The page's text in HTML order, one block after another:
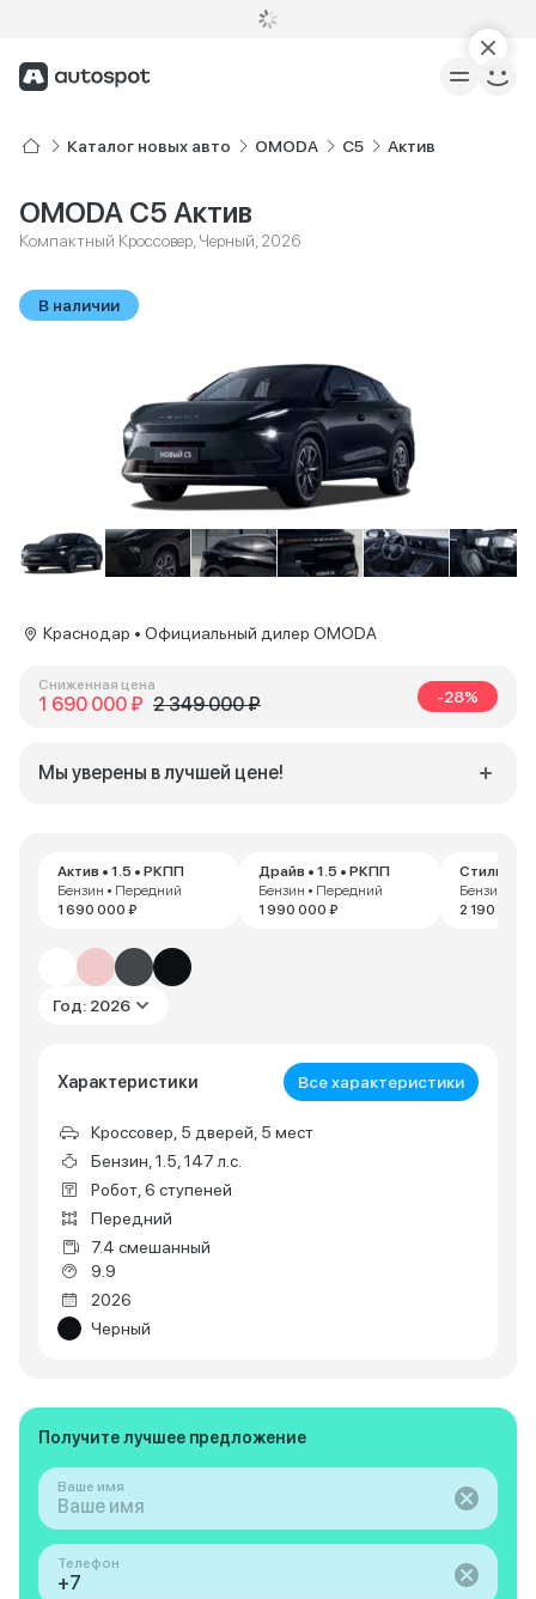
Каталог новых авто OMODA C5 Актив
OMODA C5 Актив
Компактный Кроссовер, Черный, 2026
В наличии
Актив • 1.5 • РКПП
Бензин • Передний
1 690 000 ₽
Драйв • 1.5 • РКПП
Бензин • Передний
1 990 000 ₽
Стиль •
Бензин •
2 190 000
Год: 2026
Характеристики Все характеристики
Кроссовер, 5 дверей, 5 мест
Бензин, 1.5, 147 л.с.
Робот, 6 ступеней
Передний
7.4 смешанный
9.9
2026
Черный
Краснодар • Официальный дилер OMODA
Сниженная цена
1 690 000 ₽ 2 349 000 ₽ -28%
Мы уверены в лучшей цене!
Получите лучшее предложение
Ваше имя
Телефон